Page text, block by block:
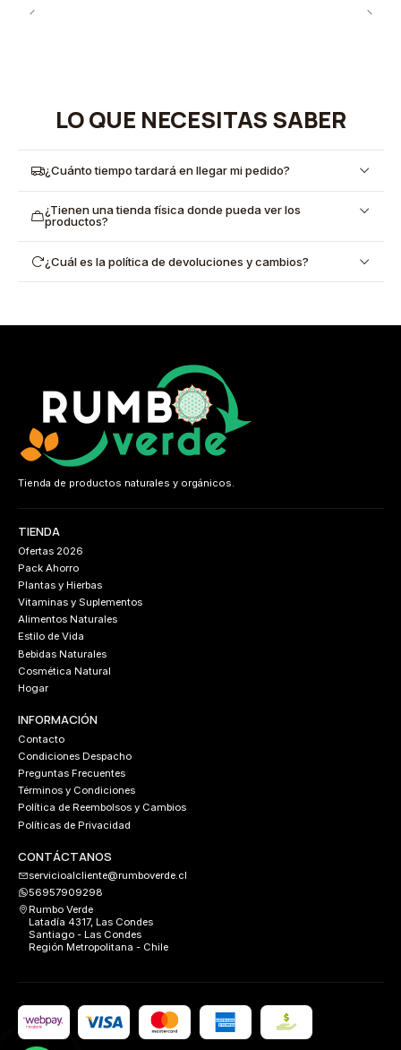
LO QUE NECESITAS SABER
¿Cuánto tiempo tardará en llegar mi pedido?
¿Tienen una tienda física donde pueda ver los
productos?
¿Cuál es la política de devoluciones y cambios?
Tienda de productos naturales y orgánicos.
TIENDA
Ofertas 2026
Pack Ahorro
Plantas y Hierbas
Vitaminas y Suplementos
Alimentos Naturales
Estilo de Vida
Bebidas Naturales
Cosmética Natural
Hogar
INFORMACIÓN
Contacto
Condiciones Despacho
Preguntas Frecuentes
Términos y Condiciones
Política de Reembolsos y Cambios
Políticas de Privacidad
CONTÁCTANOS
servicioalcliente@rumboverde.cl
56957909298
Rumbo Verde
Latadía 4317, Las Condes
Santiago - Las Condes
Región Metropolitana - Chile